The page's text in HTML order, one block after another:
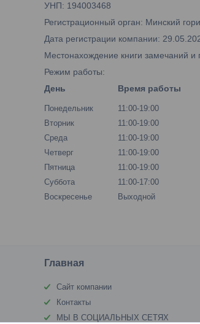
УНП: 194003468
Регистрационный орган: Минский
Дата регистрации компании:
Местонахождение книги замечаний
Режим работы:
День
Время работы
Понедельник
11:00-19:00
Вторник
11:00-19:00
Среда
11:00-19:00
Четверг
11:00-19:00
Пятница
11:00-19:00
Суббота
11:00-17:00
Воскресенье
Выходной
Главная
Сайт компании
Контакты
МЫ В СОЦИАЛЬНЫХ СЕТЯХ